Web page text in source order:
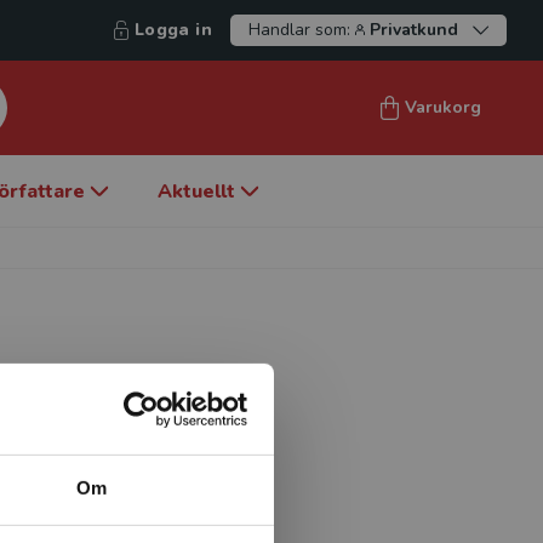
Om
Logga in Handlar som: Privatkund
Varukorg
Aktuellt
sjukhus,